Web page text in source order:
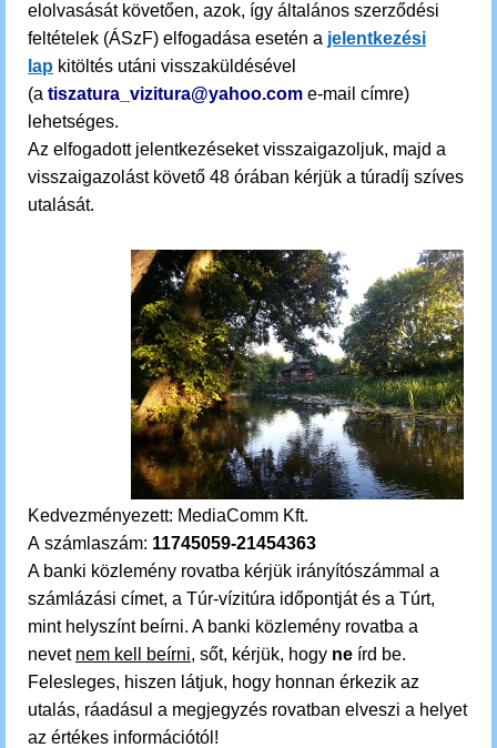
elolvasását követően, azok, így általános szerződési
feltételek (ÁSzF) elfogadása esetén a jelentkezési
lap kitöltés utáni visszaküldésével
(a tiszatura_vizitura@yahoo.com e-mail címre)
lehetséges.
Az elfogadott jelentkezéseket visszaigazoljuk, majd a
visszaigazolást követő 48 órában kérjük a túradíj szíves
utalását.
Kedvezményezett: MediaComm Kft.
A számlaszám: 11745059-21454363
A banki közlemény rovatba kérjük irányítószámmal a
számlázási címet, a Túr-vízitúra időpontját és a Túrt,
mint helyszínt beírni. A banki közlemény rovatba a
nevet nem kell beírni, sőt, kérjük, hogy ne írd be.
Felesleges, hiszen látjuk, hogy honnan érkezik az
utalás, ráadásul a megjegyzés rovatban elveszi a helyet
az értékes információtól!